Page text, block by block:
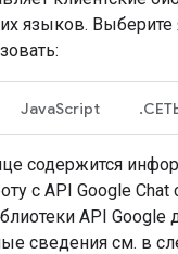
языков. Выберите
JavaScript
содержится
с API Google
API Google
сведения см. в